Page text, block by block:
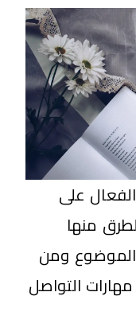
على
منها
الموضوع ومن
التواصل